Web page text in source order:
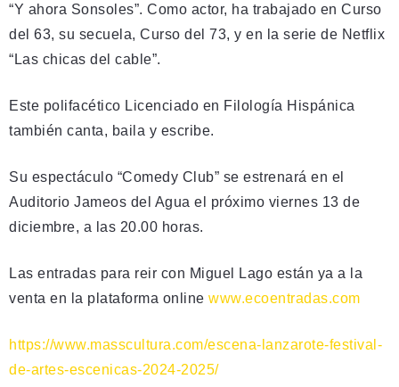
“Y ahora Sonsoles”. Como actor, ha trabajado en Curso
del 63, su secuela, Curso del 73, y en la serie de Netflix
“Las chicas del cable”.
Este polifacético Licenciado en Filología Hispánica
también canta, baila y escribe.
Su espectáculo “Comedy Club” se estrenará en el
Auditorio Jameos del Agua el próximo viernes 13 de
diciembre, a las 20.00 horas.
Las entradas para reir con Miguel Lago están ya a la
venta en la plataforma online www.ecoentradas.com
https://www.masscultura.com/escena-lanzarote-festival-
de-artes-escenicas-2024-2025/